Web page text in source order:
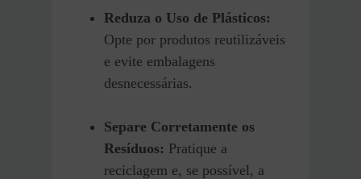
Reduza o Uso de Plásticos:
Opte por produtos reutilizáveis
e evite embalagens
desnecessárias.​
Separe Corretamente os
Resíduos: Pratique a
reciclagem e, se possível, a